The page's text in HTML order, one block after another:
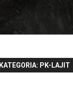
PK-LAJIT